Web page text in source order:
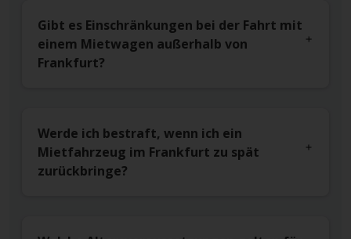
Gibt es Einschränkungen bei der Fahrt mit
einem Mietwagen außerhalb von
Frankfurt?
Werde ich bestraft, wenn ich ein
Mietfahrzeug im Frankfurt zu spät
zurückbringe?